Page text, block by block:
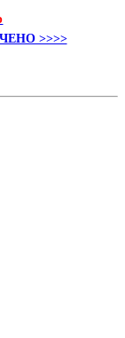
>>>>